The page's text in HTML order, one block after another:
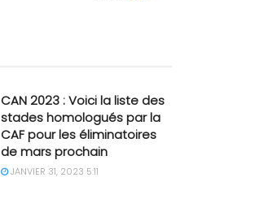
CAN 2023 : Voici la liste des
stades homologués par la
CAF pour les éliminatoires
de mars prochain
JANVIER 31, 2023 5:11